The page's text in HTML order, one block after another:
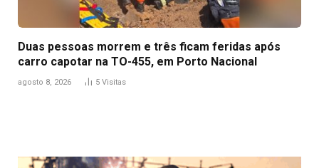
Duas pessoas morrem e três ficam feridas após
carro capotar na TO-455, em Porto Nacional
agosto 8, 2026 5 Visitas